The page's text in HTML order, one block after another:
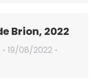
Brion, 2022
19/08/2022